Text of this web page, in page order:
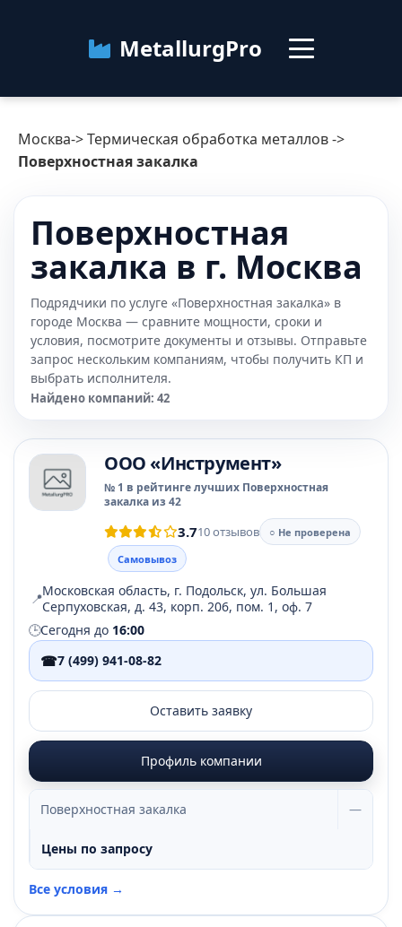
MetallurgPro
Москва
Категории
О сервисе Контакты
Москва->Термическая обработка металлов->
Поверхностная закалка
Поверхностная
закалка в г. Москва
Подрядчики по услуге «Поверхностная закалка» в
городе Москва — сравните мощности, сроки и
условия, посмотрите документы и отзывы. Отправьте
запрос нескольким компаниям, чтобы получить КП и
выбрать исполнителя.
Найдено компаний: 42
OOO «Инструмент»
№ 1 в рейтинге лучших Поверхностная
закалка из 42
3.710 отзывов
○ Не проверена
Самовывоз
📍Московская область, г. Подольск, ул. Большая
Серпуховская, д. 43, корп. 206, пом. 1, оф. 7
🕒Сегодня до 16:00
☎7 (499) 941-08-82
Оставить заявку
Профиль компании
Поверхностная закалка —
Цены по запросу
Все условия →